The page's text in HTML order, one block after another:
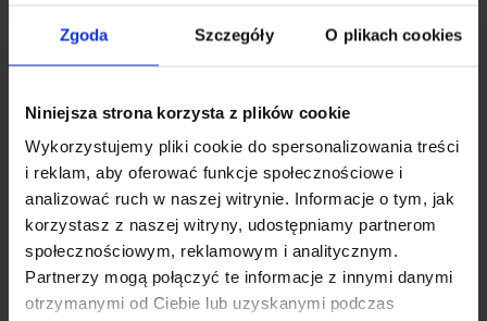
Zgoda Szczegóły O plikach cookies
Niniejsza strona korzysta z plików cookie
Wykorzystujemy pliki cookie do spersonalizowania treści
i reklam, aby oferować funkcje społecznościowe i
analizować ruch w naszej witrynie. Informacje o tym, jak
korzystasz z naszej witryny, udostępniamy partnerom
społecznościowym, reklamowym i analitycznym.
Partnerzy mogą połączyć te informacje z innymi danymi
otrzymanymi od Ciebie lub uzyskanymi podczas
węgla dostarczanym z 12 g kapsuły CO2.
Wystrzelony śrut diabolo osiąga wysoką prędkość
początkową ok. 427 fps (energia do 3 J), co
pozwala na celne strzelanie na dystansie ponad
30 m.
Rozwiń opis
Dane techniczne
Kod SKU
KOL.343-084
EAN
4000844764850
Producent
SMITH&WESSON